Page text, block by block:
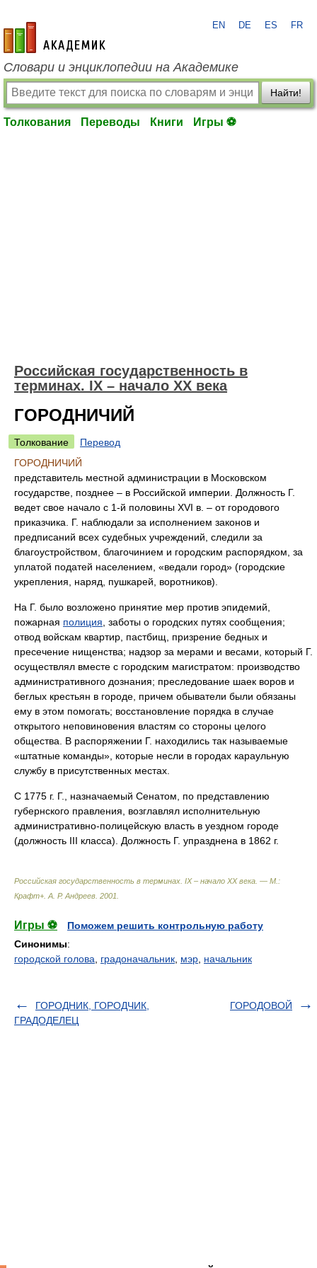
academic.ru
EN DE ES FR
Словари и энциклопедии на Академике
Найти!
Толкования Переводы Книги Игры ⚽
Российская государственность в
терминах. IX – начало XX века
ГОРОДНИЧИЙ
Толкование
Перевод
ГОРОДНИЧИЙ
представитель местной администрации в Московском
государстве, позднее – в Российской империи. Должность Г.
ведет свое начало с 1-й половины XVI в. – от городового
приказчика. Г. наблюдали за исполнением законов и
предписаний всех судебных учреждений, следили за
благоустройством, благочинием и городским распорядком, за
уплатой податей населением, «ведали город» (городские
укрепления, наряд, пушкарей, воротников).
На Г. было возложено принятие мер против эпидемий,
пожарная полиция , заботы о городских путях сообщения;
отвод войскам квартир, пастбищ, призрение бедных и
пресечение нищенства; надзор за мерами и весами, который Г.
осуществлял вместе с городским магистратом: производство
административного дознания; преследование шаек воров и
беглых крестьян в городе, причем обыватели были обязаны
ему в этом помогать; восстановление порядка в случае
открытого неповиновения властям со стороны целого
общества. В распоряжении Г. находились так называемые
«штатные команды», которые несли в городах караульную
службу в присутственных местах.
С 1775 г. Г., назначаемый Сенатом, по представлению
губернского правления, возглавлял исполнительную
административно-полицейскую власть в уездном городе
(должность III класса). Должность Г. упразднена в 1862 г.
Российская государственность в терминах. IX – начало XX века. — М.:
Крафт+ А. Р. Андреев 2001
Игры ⚽
Поможем решить контрольную работу
Синонимы:
городской голова
градоначальник мэр начальник
ГОРОДНИК, ГОРОДЧИК,
ГРАДОДЕЛЕЦ
ГОРОДОВОЙ